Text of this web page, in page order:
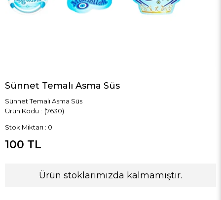
Sünnet Temalı Asma Süs
Sünnet Temalı Asma Süs
(7630)
Stok Miktarı : 0
100 TL
Ürün stoklarımızda kalmamıştır.